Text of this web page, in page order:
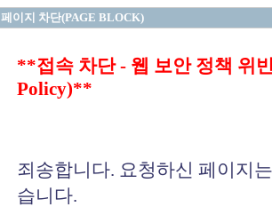
페이지 차단(PAGE BLOCK)
**접속 차단 - 웹 보안 정책 위
Policy)**
죄송합니다. 요청하신 페이지
습니다.